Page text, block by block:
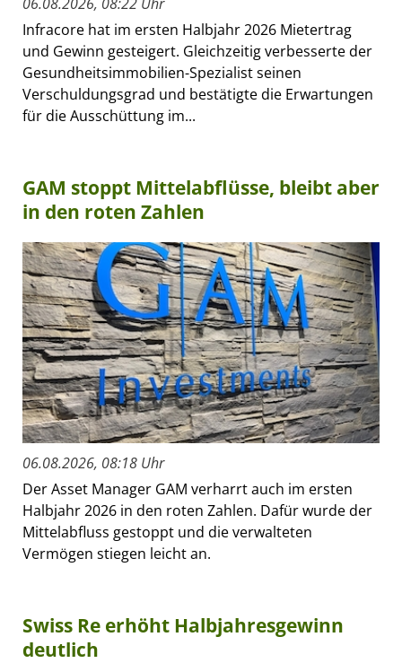
Infracore hat im ersten Halbjahr 2026 Mietertrag
und Gewinn gesteigert. Gleichzeitig verbesserte der
Gesundheitsimmobilien-Spezialist seinen
Verschuldungsgrad und bestätigte die Erwartungen
für die Ausschüttung im...
GAM stoppt Mittelabflüsse, bleibt aber
in den roten Zahlen
06.08.2026, 08:18 Uhr
Der Asset Manager GAM verharrt auch im ersten
Halbjahr 2026 in den roten Zahlen. Dafür wurde der
Mittelabfluss gestoppt und die verwalteten
Vermögen stiegen leicht an.
Swiss Re erhöht Halbjahresgewinn
deutlich